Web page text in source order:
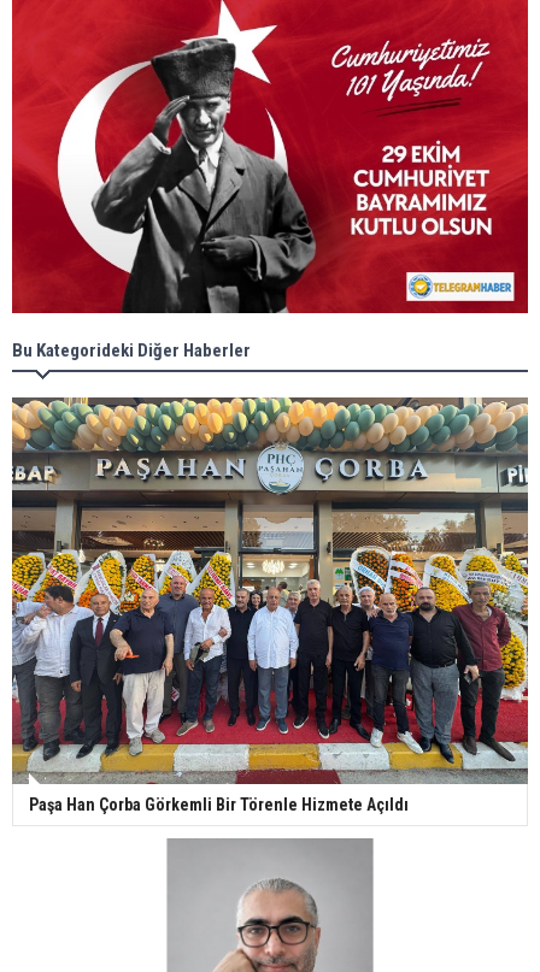
Bu Kategorideki Diğer Haberler
Paşa Han Çorba Görkemli Bir Törenle Hizmete Açıldı